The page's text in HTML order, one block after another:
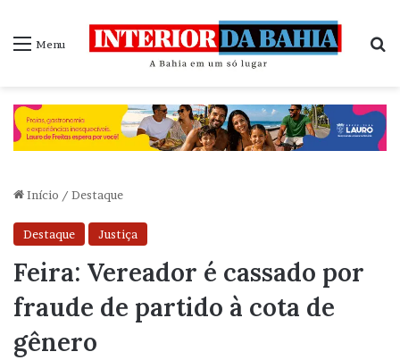
Menu
Início / Destaque
Destaque Justiça
Feira: Vereador é cassado por
fraude de partido à cota de
gênero